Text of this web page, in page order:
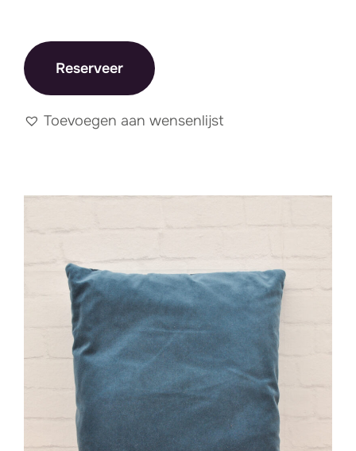
Reserveer
Toevoegen aan wensenlijst